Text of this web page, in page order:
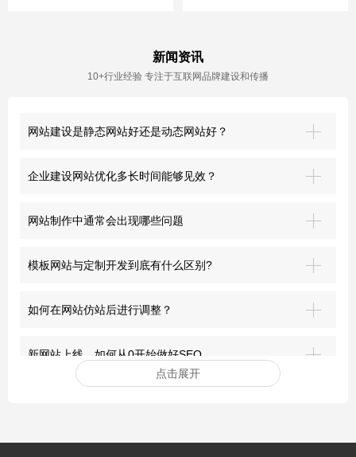
新闻资讯
10+行业经验 专注于互联网品牌建设和传播
网站建设是静态网站好还是动态网站好？
企业建设网站优化多长时间能够见效？
网站制作中通常会出现哪些问题
模板网站与定制开发到底有什么区别?
如何在网站仿站后进行调整？
新网站上线，如何从0开始做好SEO
突破界限：青岛网站建设的前沿探索
点击展开